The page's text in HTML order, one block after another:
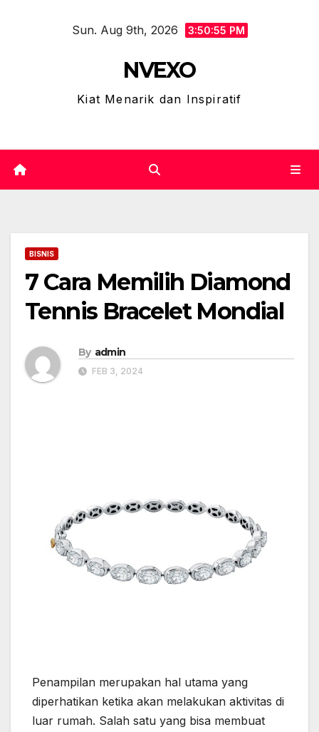
Sun. Aug 9th, 2026 3:50:56 PM
NVEXO
Kiat Menarik dan Inspiratif
BISNIS
7 Cara Memilih Diamond
Tennis Bracelet Mondial
By admin
FEB 3, 2024
Penampilan merupakan hal utama yang
diperhatikan ketika akan melakukan aktivitas di
luar rumah. Salah satu yang bisa membuat